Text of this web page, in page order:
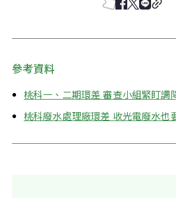
參考資料
桃科一、二期環差 審查小組緊盯調
桃科廢水處理廠環差 收光電廢水也